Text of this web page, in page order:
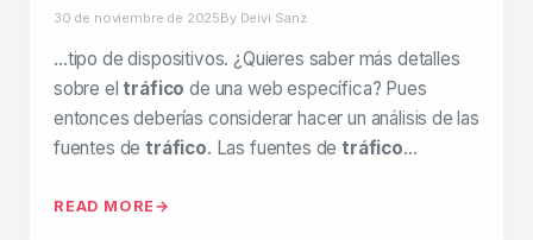
30 de noviembre de 2025By Deivi Sanz
…tipo de dispositivos. ¿Quieres saber más detalles
sobre el tráfico de una web específica? Pues
entonces deberías considerar hacer un análisis de las
fuentes de tráfico. Las fuentes de tráfico…
READ MORE